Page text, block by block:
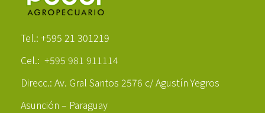
Tel.: +595 21 301219
Cel.: +595 981 911114
Direcc.: Av. Gral Santos 2576 c/ Agustín Yegros
Asunción – Paraguay